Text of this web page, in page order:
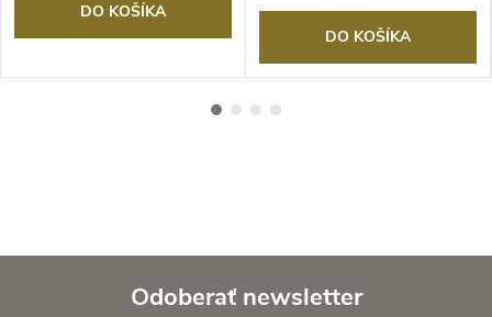
DO KOŠÍKA
DO KOŠÍKA
Odoberať newsletter